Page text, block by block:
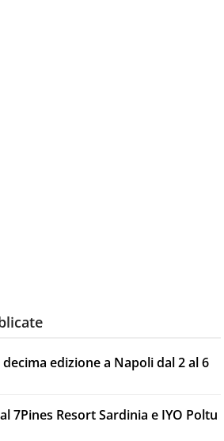
edizione a Napoli dal 2 al 6
7Pines Resort Sardinia e IYO Poltu